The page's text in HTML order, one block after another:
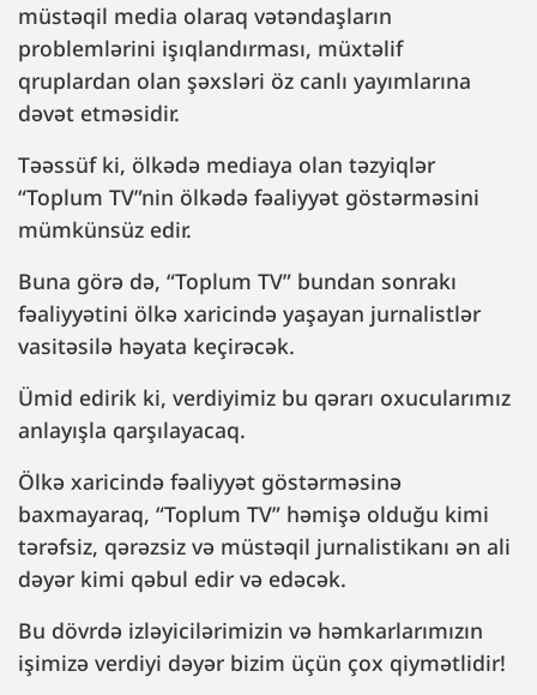
müstəqil media olaraq vətəndaşların
problemlərini işıqlandırması, müxtəlif
qruplardan olan şəxsləri öz canlı yayımlarına
dəvət etməsidir.
Təəssüf ki, ölkədə mediaya olan təzyiqlər
“Toplum TV”nin ölkədə fəaliyyət göstərməsini
mümkünsüz edir.
Buna görə də, “Toplum TV” bundan sonrakı
fəaliyyətini ölkə xaricində yaşayan jurnalistlər
vasitəsilə həyata keçirəcək.
Ümid edirik ki, verdiyimiz bu qərarı oxucularımız
anlayışla qarşılayacaq.
Ölkə xaricində fəaliyyət göstərməsinə
baxmayaraq, “Toplum TV” həmişə olduğu kimi
tərəfsiz, qərəzsiz və müstəqil jurnalistikanı ən ali
dəyər kimi qəbul edir və edəcək.
Bu dövrdə izləyicilərimizin və həmkarlarımızın
işimizə verdiyi dəyər bizim üçün çox qiymətlidir!